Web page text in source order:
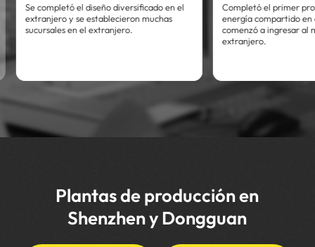
Se completó el diseño diversificado en el
extranjero y se establecieron muchas
sucursales en el extranjero.
Completó el primer
energía compartido
comenzó a ingresar al
extranjero.
Plantas de producción en
Shenzhen y Dongguan